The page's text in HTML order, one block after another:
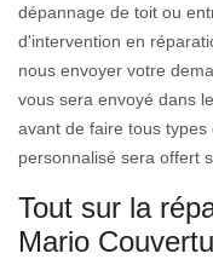
dépannage de toit ou
d'intervention en
nous envoyer votre
vous sera envoyé dans
avant de faire tous
personnalisé sera offert
Tout sur la
Mario